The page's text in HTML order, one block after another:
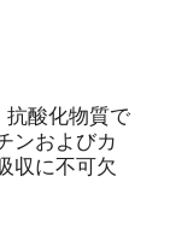
抗酸化物質で
ンおよびカ
収に不可欠